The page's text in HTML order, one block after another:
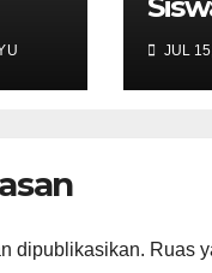
JUL
dipublikasikan. Ruas